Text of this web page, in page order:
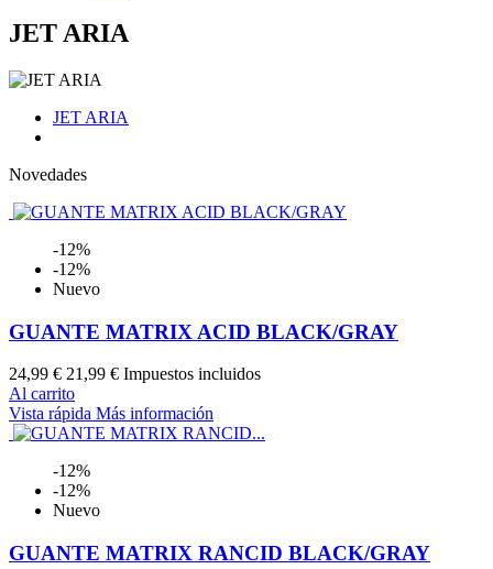
JET ARIA
JET ARIA
Novedades
-12%
-12%
Nuevo
GUANTE MATRIX ACID BLACK/GRAY
24,99 € 21,99 € Impuestos incluidos
Al carrito
Vista rápida Más información
-12%
-12%
Nuevo
GUANTE MATRIX RANCID BLACK/GRAY